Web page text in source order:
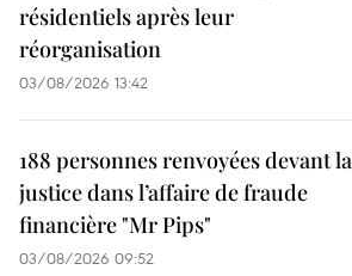
résidentiels après leur
réorganisation
03/08/2026 13:42
188 personnes renvoyées devant la
justice dans l’affaire de fraude
financière "Mr Pips"
03/08/2026 09:52